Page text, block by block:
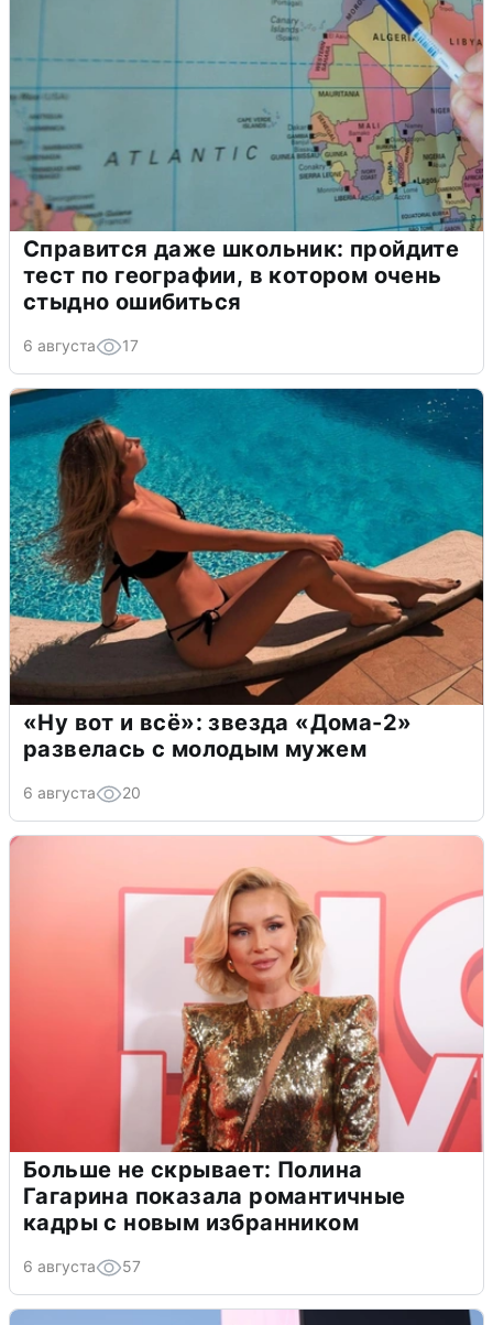
Справится даже школьник: пройдите
тест по географии, в котором очень
стыдно ошибиться
6 августа 17
«Ну вот и всё»: звезда «Дома-2»
развелась с молодым мужем
6 августа 20
Больше не скрывает: Полина
Гагарина показала романтичные
кадры с новым избранником
6 августа 57